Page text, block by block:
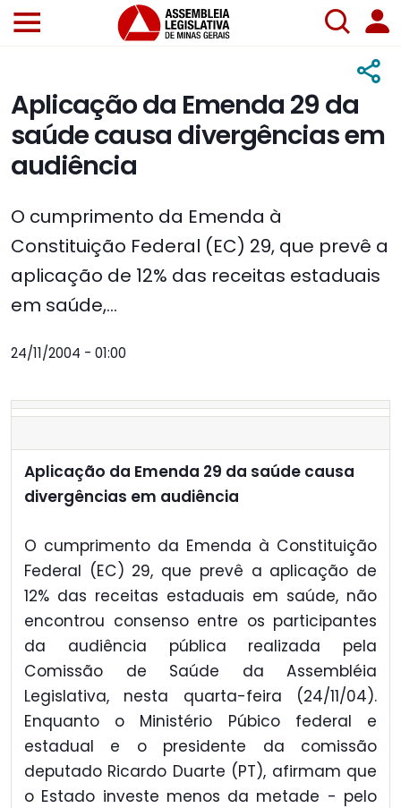
Aplicação da Emenda 29 da
saúde causa divergências em
audiência
O cumprimento da Emenda à
Constituição Federal (EC) 29, que prevê a
aplicação de 12% das receitas estaduais
em saúde,...
24/11/2004 - 01:00
Aplicação da Emenda 29 da saúde causa
divergências em audiência
O cumprimento da Emenda à Constituição
Federal (EC) 29, que prevê a aplicação de
12% das receitas estaduais em saúde, não
encontrou consenso entre os participantes
da audiência pública realizada pela
Comissão de Saúde da Assembléia
Legislativa, nesta quarta-feira (24/11/04).
Enquanto o Ministério Púbico federal e
estadual e o presidente da comissão
deputado Ricardo Duarte (PT), afirmam que
o Estado investe menos da metade - pelo